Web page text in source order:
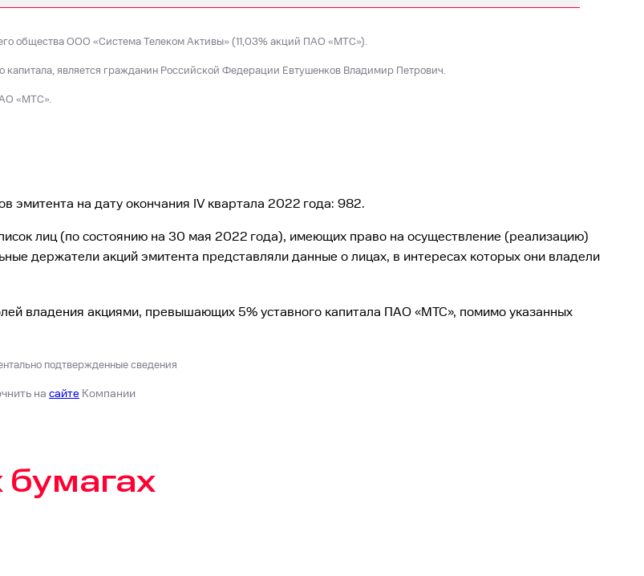
общества ООО «Система Телеком Активы» (11,03% акций ПАО «МТС»).
является гражданин Российской Федерации Евтушенков Владимир Петрович.
«МТС».
эмитента на дату окончания IV квартала 2022 года: 982.
лиц (по состоянию на 30 мая 2022 года), имеющих право на осуществление (реализацию)
держатели акций эмитента представляли данные о лицах, в интересах которых они владели
владения акциями, превышающих 5% уставного капитала ПАО «МТС», помимо указанных
подтвержденные сведения
на сайте Компании